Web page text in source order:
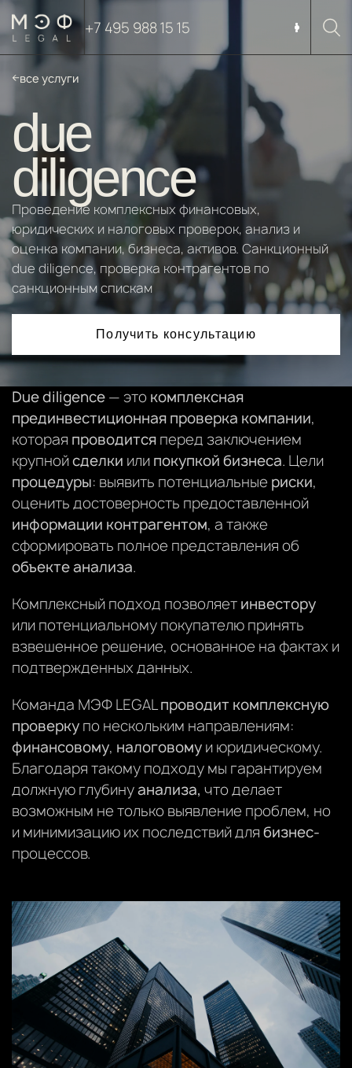
+7 495 988 15 15
все услуги
due
diligence
Проведение комплексных финансовых,
юридических и налоговых проверок, анализ и
оценка компании, бизнеса, активов. Санкционный
due diligence, проверка контрагентов по
санкционным спискам
Получить консультацию
Due diligence — это комплексная
прединвестиционная проверка компании,
которая проводится перед заключением
крупнойсделки или покупкой бизнеса. Цели
процедуры: выявить потенциальные риски,
оценить достоверность предоставленной
информации контрагентом, а также
сформировать полное представления об
объекте анализа.
Комплексный подход позволяет инвестору
или потенциальному покупателю принять
взвешенное решение, основанное на фактах и
подтвержденных данных.
Команда МЭФ LEGALпроводит комплексную
проверку по нескольким направлениям:
финансовому, налоговому и юридическому.
Благодаря такому подходу мы гарантируем
должную глубинуанализа, что делает
возможным не только выявление проблем, но
и минимизацию их последствий для бизнес-
процессов.